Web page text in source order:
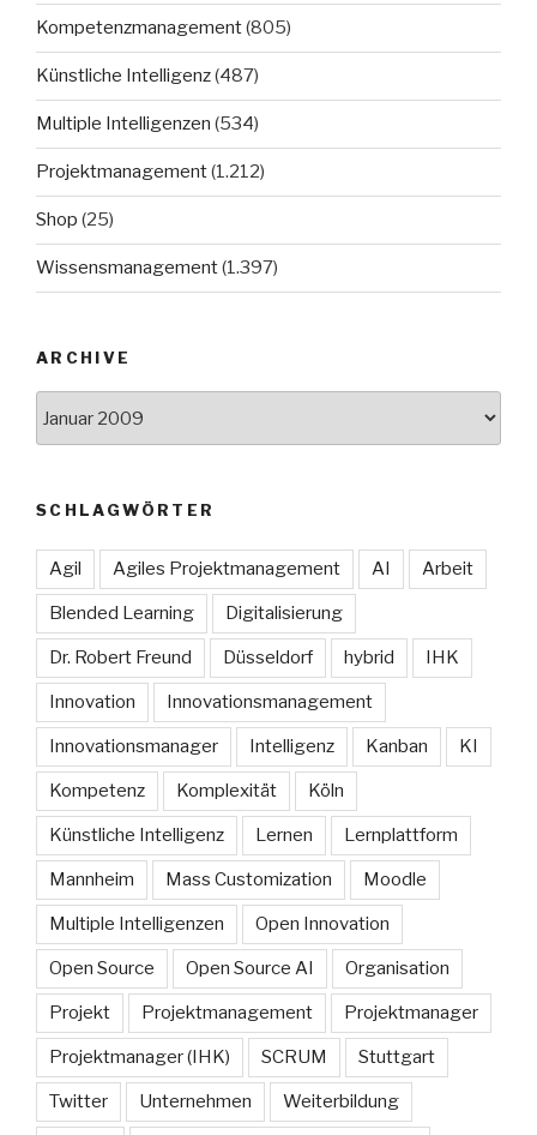
Kompetenzmanagement(805)
Künstliche Intelligenz(487)
Multiple Intelligenzen (534)
Projektmanagement(1.212)
Shop (25)
Wissensmanagement(1.397)
ARCHIVE
SCHLAGWÖRTER
Agil Agiles Projektmanagement AI Arbeit
Blended Learning Digitalisierung
Dr. Robert Freund Düsseldorf hybrid IHK
Innovation Innovationsmanagement
Innovationsmanager Intelligenz Kanban KI
Kompetenz Komplexität Köln
Künstliche Intelligenz Lernen Lernplattform
Mannheim Mass Customization Moodle
Multiple Intelligenzen Open Innovation
Open Source Open Source AI Organisation
Projekt Projektmanagement Projektmanager
Projektmanager (IHK) SCRUM Stuttgart
Twitter Unternehmen Weiterbildung